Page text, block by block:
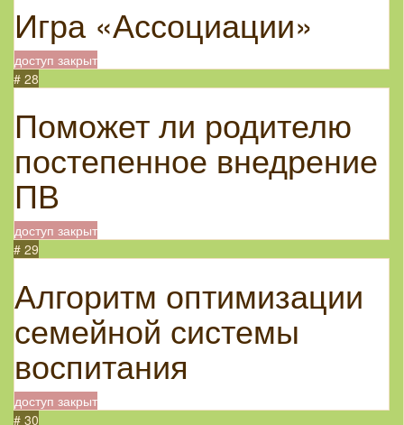
Игра «Ассоциации»
доступ закрыт
# 28
Поможет ли родителю
постепенное внедрение
ПВ
доступ закрыт
# 29
Алгоритм оптимизации
семейной системы
воспитания
доступ закрыт
# 30